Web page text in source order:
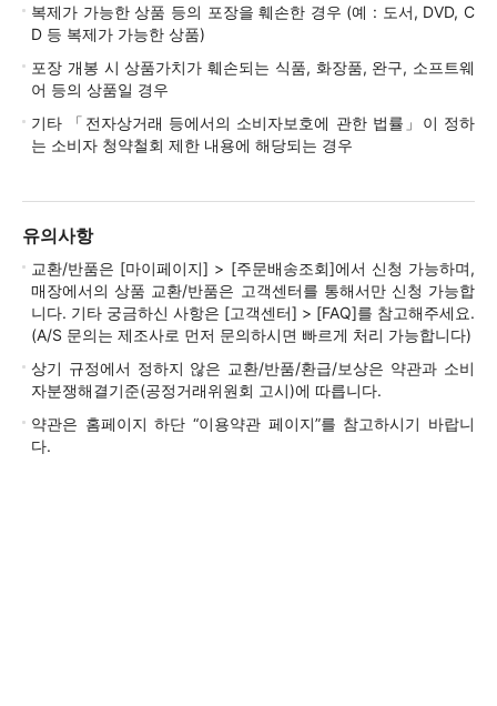
복제가 가능한 상품 등의 포장을 훼손한 경우 (예 : 도서, DVD, C
D 등 복제가 가능한 상품)
포장 개봉 시 상품가치가 훼손되는 식품, 화장품, 완구, 소프트웨
어 등의 상품일 경우
기타 「전자상거래 등에서의 소비자보호에 관한 법률」이 정하
는 소비자 청약철회 제한 내용에 해당되는 경우
유의사항
교환/반품은 [마이페이지] > [주문배송조회]에서 신청 가능하며,
매장에서의 상품 교환/반품은 고객센터를 통해서만 신청 가능합
니다. 기타 궁금하신 사항은 [고객센터] > [FAQ]를 참고해주세요.
(A/S 문의는 제조사로 먼저 문의하시면 빠르게 처리 가능합니다)
상기 규정에서 정하지 않은 교환/반품/환급/보상은 약관과 소비
자분쟁해결기준(공정거래위원회 고시)에 따릅니다.
약관은 홈페이지 하단 “이용약관 페이지”를 참고하시기 바랍니
다.